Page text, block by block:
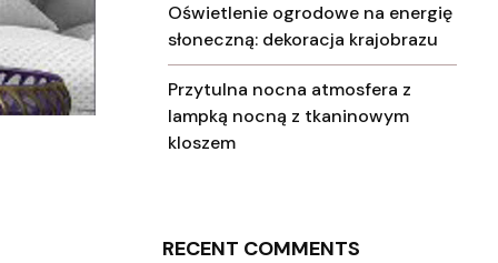
Oświetlenie ogrodowe na energię
słoneczną: dekoracja krajobrazu
Przytulna nocna atmosfera z
lampką nocną z tkaninowym
kloszem
RECENT COMMENTS